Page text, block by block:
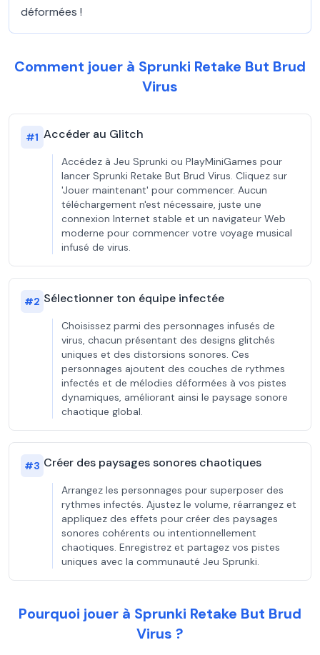
déformées !
Comment jouer à Sprunki Retake But Brud
Virus
#1 Accéder au Glitch
Accédez à Jeu Sprunki ou PlayMiniGames pour
lancer Sprunki Retake But Brud Virus. Cliquez sur
'Jouer maintenant' pour commencer. Aucun
téléchargement n'est nécessaire, juste une
connexion Internet stable et un navigateur Web
moderne pour commencer votre voyage musical
infusé de virus.
#2 Sélectionner ton équipe infectée
Choisissez parmi des personnages infusés de
virus, chacun présentant des designs glitchés
uniques et des distorsions sonores. Ces
personnages ajoutent des couches de rythmes
infectés et de mélodies déformées à vos pistes
dynamiques, améliorant ainsi le paysage sonore
chaotique global.
#3 Créer des paysages sonores chaotiques
Arrangez les personnages pour superposer des
rythmes infectés. Ajustez le volume, réarrangez et
appliquez des effets pour créer des paysages
sonores cohérents ou intentionnellement
chaotiques. Enregistrez et partagez vos pistes
uniques avec la communauté Jeu Sprunki.
Pourquoi jouer à Sprunki Retake But Brud
Virus ?